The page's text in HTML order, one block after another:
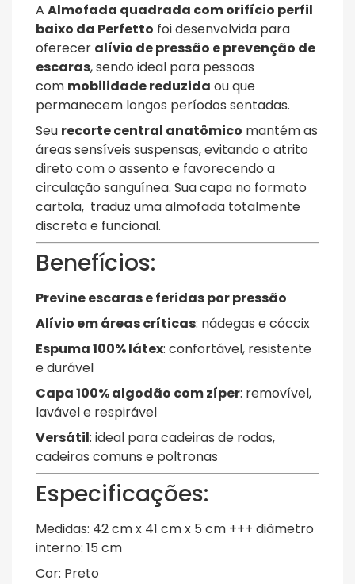
A Almofada quadrada com orifício perfil
baixo da Perfetto foi desenvolvida para
oferecer alívio de pressão e prevenção de
escaras, sendo ideal para pessoas
com mobilidade reduzida ou que
permanecem longos períodos sentadas.
Seu recorte central anatômico mantém as
áreas sensíveis suspensas, evitando o atrito
direto com o assento e favorecendo a
circulação sanguínea. Sua capa no formato
cartola, traduz uma almofada totalmente
discreta e funcional.
Benefícios:
Previne escaras e feridas por pressão
Alívio em áreas críticas: nádegas e cóccix
Espuma 100% látex: confortável, resistente
e durável
Capa 100% algodão com zíper: removível,
lavável e respirável
Versátil: ideal para cadeiras de rodas,
cadeiras comuns e poltronas
Especificações:
Medidas: 42 cm x 41 cm x 5 cm +++ diâmetro
interno: 15 cm
Cor: Preto